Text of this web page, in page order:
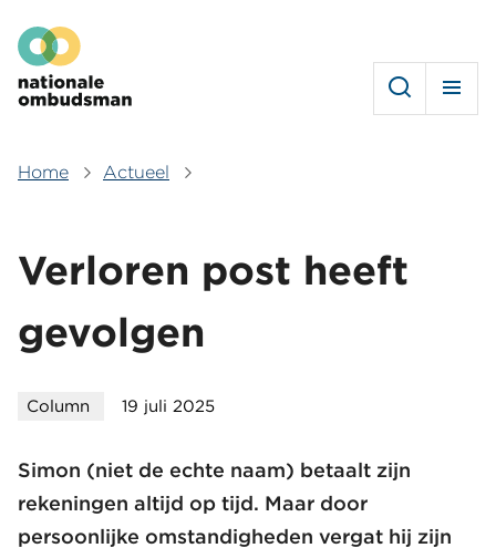
en
naar
de
gaan
Hoofdmenu
Home Actueel
Verloren post heeft
gevolgen
Column 19 juli 2025
Simon (niet de echte naam) betaalt zijn
rekeningen altijd op tijd. Maar door
persoonlijke omstandigheden vergat hij zijn